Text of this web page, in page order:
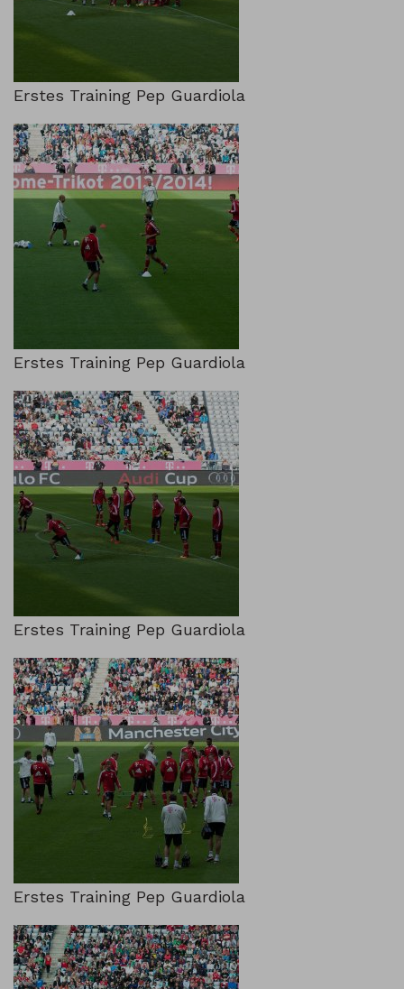
Erstes Training Pep Guardiola
Erstes Training Pep Guardiola
Erstes Training Pep Guardiola
Erstes Training Pep Guardiola